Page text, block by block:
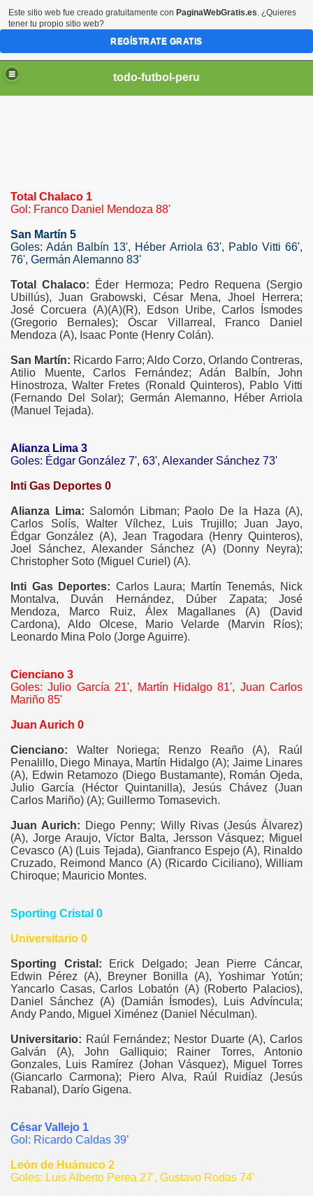
todo-futbol-peru
Total Chalaco 1
Gol: Franco Daniel Mendoza 88'
San Martín 5
Goles: Adán Balbín 13', Héber Arriola 63', Pablo Vitti 66',
76', Germán Alemanno 83'
Total Chalaco: Éder Hermoza; Pedro Requena (Sergio
Ubillús), Juan Grabowski, César Mena, Jhoel Herrera;
José Corcuera (A)(A)(R), Edson Uribe, Carlos Ísmodes
(Gregorio Bernales); Óscar Villarreal, Franco Daniel
Mendoza (A), Isaac Ponte (Henry Colán).
San Martín: Ricardo Farro; Aldo Corzo, Orlando Contreras,
Atilio Muente, Carlos Fernández; Adán Balbín, John
Hinostroza, Walter Fretes (Ronald Quinteros), Pablo Vitti
(Fernando Del Solar); Germán Alemanno, Héber Arriola
(Manuel Tejada).
Alianza Lima 3
Goles: Édgar González 7', 63', Alexander Sánchez 73'
Inti Gas Deportes 0
Alianza Lima: Salomón Libman; Paolo De la Haza (A),
Carlos Solís, Walter Vílchez, Luis Trujillo; Juan Jayo,
Édgar González (A), Jean Tragodara (Henry Quinteros),
Joel Sánchez, Alexander Sánchez (A) (Donny Neyra);
Christopher Soto (Miguel Curiel) (A).
Inti Gas Deportes: Carlos Laura; Martín Tenemás, Nick
Montalva, Duván Hernández, Dúber Zapata; José
Mendoza, Marco Ruiz, Álex Magallanes (A) (David
Cardona), Aldo Olcese, Mario Velarde (Marvin Ríos);
Leonardo Mina Polo (Jorge Aguirre).
Cienciano 3
Goles: Julio García 21', Martín Hidalgo 81', Juan Carlos
Mariño 85'
Juan Aurich 0
Cienciano: Walter Noriega; Renzo Reaño (A), Raúl
Penalillo, Diego Minaya, Martín Hidalgo (A); Jaime Linares
(A), Edwin Retamozo (Diego Bustamante), Román Ojeda,
Julio García (Héctor Quintanilla), Jesús Chávez (Juan
Carlos Mariño) (A); Guillermo Tomasevich.
Juan Aurich: Diego Penny; Willy Rivas (Jesús Álvarez)
(A), Jorge Araujo, Víctor Balta, Jersson Vásquez; Miguel
Cevasco (A) (Luis Tejada), Gianfranco Espejo (A), Rinaldo
Cruzado, Reimond Manco (A) (Ricardo Ciciliano), William
Chiroque; Mauricio Montes.
Sporting Cristal 0
Universitario 0
Sporting Cristal: Erick Delgado; Jean Pierre Cáncar,
Edwin Pérez (A), Breyner Bonilla (A), Yoshimar Yotún;
Yancarlo Casas, Carlos Lobatón (A) (Roberto Palacios),
Daniel Sánchez (A) (Damián Ísmodes), Luis Advíncula;
Andy Pando, Miguel Ximénez (Daniel Néculman).
Universitario: Raúl Fernández; Nestor Duarte (A), Carlos
Galván (A), John Galliquio; Rainer Torres, Antonio
Gonzales, Luis Ramírez (Johan Vásquez), Miguel Torres
(Giancarlo Carmona); Piero Alva, Raúl Ruidíaz (Jesús
Rabanal), Darío Gigena.
César Vallejo 1
Gol: Ricardo Caldas 39’
León de Huánuco 2
Goles: Luis Alberto Perea 27', Gustavo Rodas 74'
Este sitio web fue creado gratuitamente con PaginaWebGratis.es. ¿Quieres
tener tu propio sitio web?
REGÍSTRATE GRATIS